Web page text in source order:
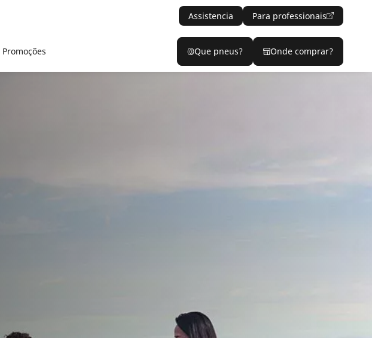
Assistencia Para professionais
Promoções Que pneus? Onde comprar?